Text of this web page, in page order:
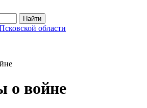
Найти
области
о войне